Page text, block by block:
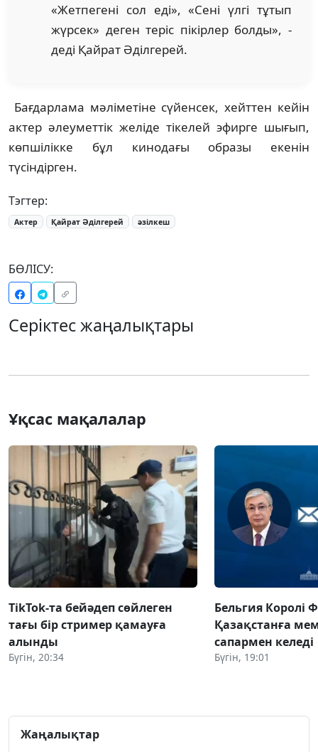
«Жетпегені сол еді», «Сені үлгі тұтып
жүрсек» деген теріс пікірлер болды», -
деді Қайрат Әділгерей.
Бағдарлама мәліметіне сүйенсек, хейттен кейін
актер әлеуметтік желіде тікелей эфирге шығып,
көпшілікке бұл кинодағы образы екенін
түсіндірген.
Тэгтер:
Актер Қайрат Әділгерей әзілкеш
БӨЛІСУ:
Серіктес жаңалықтары
Ұқсас мақалалар
TikTok-та бейәдеп сөйлеген
тағы бір стример қамауға
алынды
Бүгін, 20:34
Бельгия Королі
Қазақстанға
сапармен келеді
Бүгін, 19:01
Жаңалықтар